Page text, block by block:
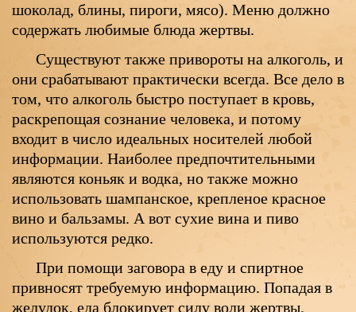
шоколад, блины, пироги, мясо). Меню должно
содержать любимые блюда жертвы.
Существуют также привороты на алкоголь, и
они срабатывают практически всегда. Все дело в
том, что алкоголь быстро поступает в кровь,
раскрепощая сознание человека, и потому
входит в число идеальных носителей любой
информации. Наиболее предпочтительными
являются коньяк и водка, но также можно
использовать шампанское, крепленое красное
вино и бальзамы. А вот сухие вина и пиво
используются редко.
При помощи заговора в еду и спиртное
привносят требуемую информацию. Попадая в
желудок, еда блокирует силу воли жертвы.